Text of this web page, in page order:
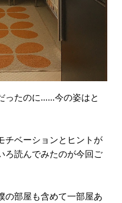
ったのに……今の姿はと
チベーションとヒントが
ろ読んでみたのが今回ご
の部屋も含めて一部屋あ